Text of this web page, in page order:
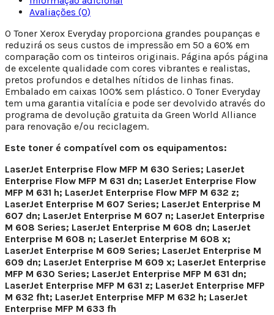
Avaliações (0)
O Toner Xerox Everyday proporciona grandes poupanças e
reduzirá os seus custos de impressão em 50 a 60% em
comparação com os tinteiros originais. Página após página
de excelente qualidade com cores vibrantes e realistas,
pretos profundos e detalhes nítidos de linhas finas.
Embalado em caixas 100% sem plástico. O Toner Everyday
tem uma garantia vitalícia e pode ser devolvido através do
programa de devolução gratuita da Green World Alliance
para renovação e/ou reciclagem.
Este toner é compatível com os equipamentos:
LaserJet Enterprise Flow MFP M 630 Series; LaserJet
Enterprise Flow MFP M 631 dn; LaserJet Enterprise Flow
MFP M 631 h; LaserJet Enterprise Flow MFP M 632 z;
LaserJet Enterprise M 607 Series; LaserJet Enterprise M
607 dn; LaserJet Enterprise M 607 n; LaserJet Enterprise
M 608 Series; LaserJet Enterprise M 608 dn; LaserJet
Enterprise M 608 n; LaserJet Enterprise M 608 x;
LaserJet Enterprise M 609 Series; LaserJet Enterprise M
609 dn; LaserJet Enterprise M 609 x; LaserJet Enterprise
MFP M 630 Series; LaserJet Enterprise MFP M 631 dn;
LaserJet Enterprise MFP M 631 z; LaserJet Enterprise MFP
M 632 fht; LaserJet Enterprise MFP M 632 h; LaserJet
Enterprise MFP M 633 fh